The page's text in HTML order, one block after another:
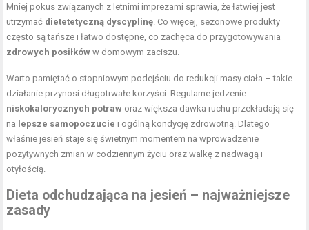
Mniej pokus związanych z letnimi imprezami sprawia, że łatwiej jest
utrzymać dietetetyczną dyscyplinę . Co więcej, sezonowe produkty
często są tańsze i łatwo dostępne, co zachęca do przygotowywania
zdrowych posiłków w domowym zaciszu.
Warto pamiętać o stopniowym podejściu do redukcji masy ciała – takie
działanie przynosi długotrwałe korzyści. Regularne jedzenie
niskokalorycznych potraw oraz większa dawka ruchu przekładają się
na lepsze samopoczucie i ogólną kondycję zdrowotną. Dlatego
właśnie jesień staje się świetnym momentem na wprowadzenie
pozytywnych zmian w codziennym życiu oraz walkę z nadwagą i
otyłością.
Dieta odchudzająca na jesień – najważniejsze
zasady